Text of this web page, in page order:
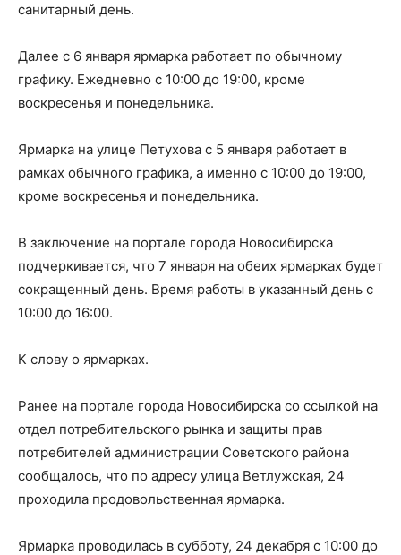
санитарный день.
Далее с 6 января ярмарка работает по обычному
графику. Ежедневно с 10:00 до 19:00, кроме
воскресенья и понедельника.
Ярмарка на улице Петухова с 5 января работает в
рамках обычного графика, а именно с 10:00 до 19:00,
кроме воскресенья и понедельника.
В заключение на портале города Новосибирска
подчеркивается, что 7 января на обеих ярмарках будет
сокращенный день. Время работы в указанный день с
10:00 до 16:00.
К слову о ярмарках.
Ранее на портале города Новосибирска со ссылкой на
отдел потребительского рынка и защиты прав
потребителей администрации Советского района
сообщалось, что по адресу улица Ветлужская, 24
проходила продовольственная ярмарка.
Ярмарка проводилась в субботу, 24 декабря с 10:00 до